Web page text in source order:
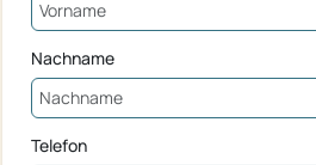
Nachname
Telefon